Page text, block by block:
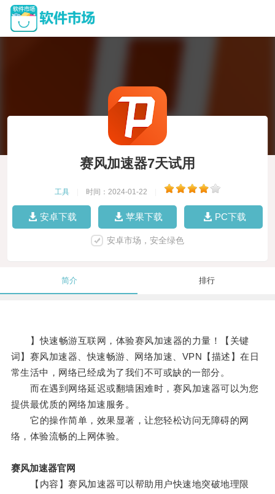
赛风加速器7天试用
工具 时间：2024-01-22
安卓下载 苹果下载 PC下载
安卓市场，安全绿色
简介 排行
】快速畅游互联网，体验赛风加速器的力量！【关键
词】赛风加速器、快速畅游、网络加速、VPN【描述】在日
常生活中，网络已经成为了我们不可或缺的一部分。
而在遇到网络延迟或翻墙困难时，赛风加速器可以为您
提供最优质的网络加速服务。
它的操作简单，效果显著，让您轻松访问无障碍的网
络，体验流畅的上网体验。
赛风加速器官网
【内容】赛风加速器可以帮助用户快速地突破地理限